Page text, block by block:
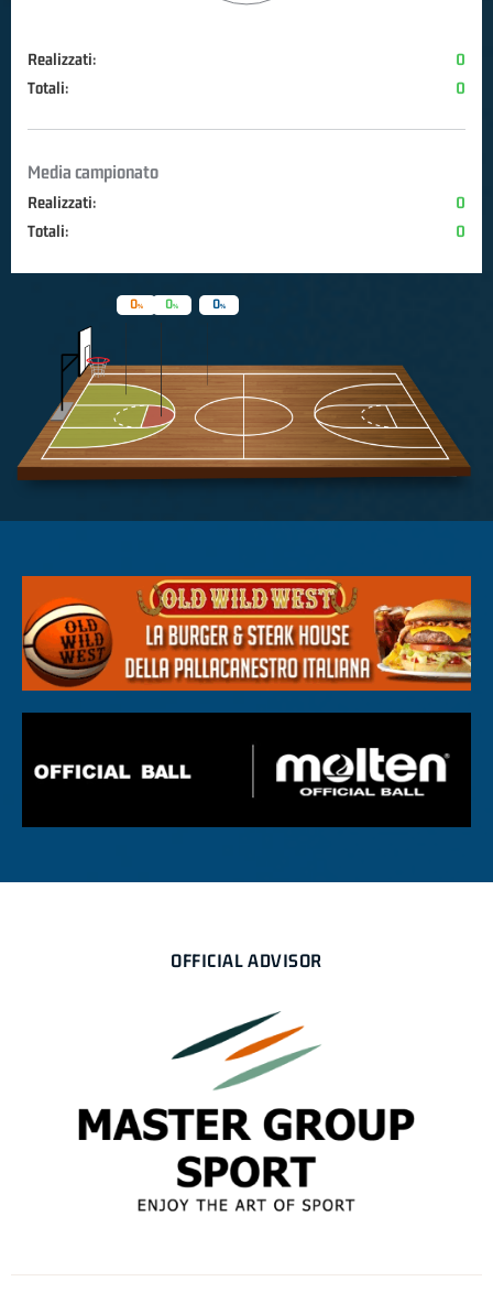
Realizzati:
0
Totali:
0
Media campionato
Realizzati:
0
Totali:
0
0
0 0
OFFICIAL ADVISOR